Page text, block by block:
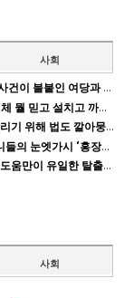
사회
한국 언론에서 보도되지 않은 秘하인드 스토리-장윤기 사건이 불붙인 여당과 검찰의 보완 수사권 전쟁
단독 미스터리-尹 호위무사 유병호의 수상한 그날 ‘도대체 뭘 믿고 설치고 까부나 했더니…’
한국 언론에 보도되지 않은 극비 취재-윤석열 김건희 살리기 위해 법도 깔아뭉갠 심우정의 자충수
한국 언론에서 보도되지 않은 秘스토리-국정원 尹똘마니들의 눈엣가시 ‘홍장원’ 죽이기
중앙일보 매각설 앞과 뒤-메시아 기다리는 홍석현 누나 도움만이 유일한 탈출구인데 …
사회